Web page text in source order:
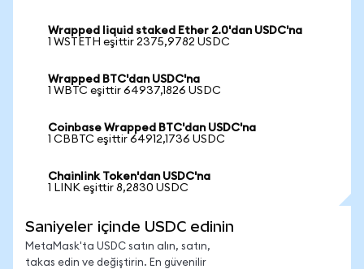
Wrapped liquid staked Ether 2.0'dan USDC'na
1 WSTETH eşittir 2375,9782 USDC
Wrapped BTC'dan USDC'na
1 WBTC eşittir 64937,1826 USDC
Coinbase Wrapped BTC'dan USDC'na
1 CBBTC eşittir 64912,1736 USDC
Chainlink Token'dan USDC'na
1 LINK eşittir 8,2830 USDC
Saniyeler içinde USDC edinin
MetaMask'ta USDC satın alın, satın,
takas edin ve değiştirin. En güvenilir